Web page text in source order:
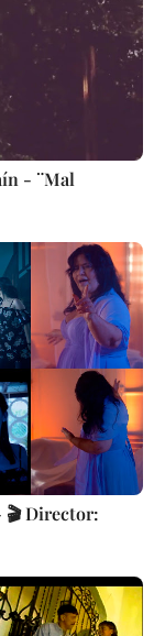
- ¨Mal
🎬 Director: